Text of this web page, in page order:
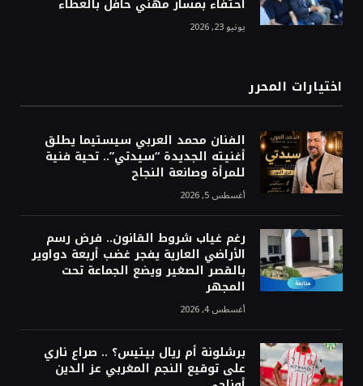
احتفاء بمسار مهني حافل بالعطاء
يونيو 23, 2026
اختيارات المحرر
الفنان محمد العربي سيستيما يطلق
أغنيته الجديدة “سيدتي”.. تحية فنية
للمرأة وصانعة النجاح
أغسطس 5, 2026
رغم غياب شروط القانون.. فرض رسم
الأراضي العارية يفجر غضب أربعة دواوير
بالقصر الصغير ويضع الجماعة تحت
المجهر
أغسطس 4, 2026
برشلونة أم ريال بيتيس؟ .. صراع ناري
على توقيع النجم المغربي عز الدين